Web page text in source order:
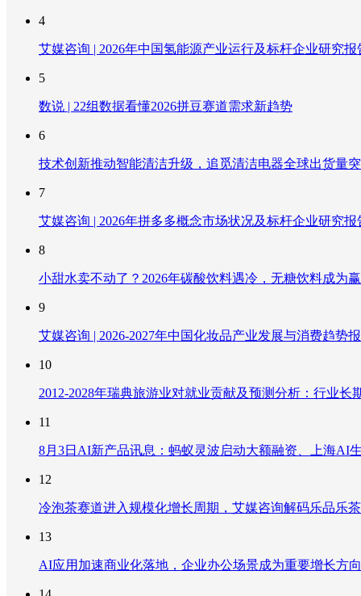
4
艾媒咨询 | 2026年中国氢能源产业运行及标杆企业研究报
5
数说 | 22组数据看懂2026拼豆赛道需求新趋势
6
技术创新推动智能清洁升级，追觅清洁电器全球出货量
7
艾媒咨询 | 2026年拼多多概念市场状况及标杆企业研究报
8
小甜水卖不动了？2026年碳酸饮料遇冷，无糖饮料成为
9
艾媒咨询 | 2026-2027年中国化妆品产业发展与消费趋势
10
2012-2028年瑞典旅游业对就业贡献及预测分析：行业
11
8月3日AI新产品讯息：蚂蚁灵波启动大额融资、上海AI
12
冷泡茶赛道进入规模化增长周期，艾媒咨询解码乐品乐
13
AI应用加速商业化落地，企业办公场景成为重要增长方向